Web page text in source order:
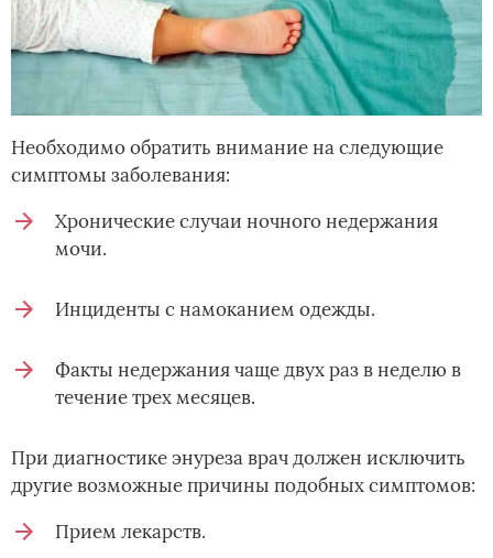
Необходимо обратить внимание на следующие
симптомы заболевания:
Хронические случаи ночного недержания
мочи.
Инциденты с намоканием одежды.
Факты недержания чаще двух раз в неделю в
течение трех месяцев.
При диагностике энуреза врач должен исключить
другие возможные причины подобных симптомов:
Прием лекарств.